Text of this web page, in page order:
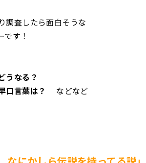
調査したら面白そうな
す！
うなる？
口言葉は？
などなど